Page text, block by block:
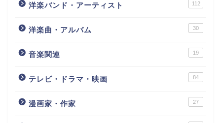
洋楽バンド・アーティスト 112
洋楽曲・アルバム 30
音楽関連 19
テレビ・ドラマ・映画 84
漫画家・作家 27